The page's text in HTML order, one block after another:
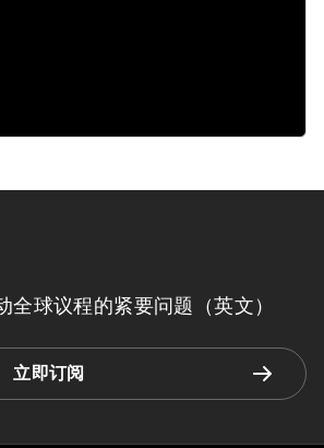
全球议程的紧要问题（英文）
立即订阅